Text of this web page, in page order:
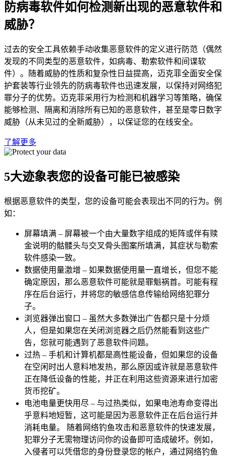
防病毒软件如何检测新出现的恶意软件和
威胁？
过去的安全工具依赖手动收集恶意软件的定义进行防范（偶然
发现的不同类型的恶意软件，如病毒、勒索软件和间谍软
件）。随着威胁的性质和复杂性日益提高，迈克菲全面安全保
护套装等行业领先的防病毒软件也迅速发展，以保持对网络犯
罪分子的优势。迈克菲采用行为检测和机器学习等策略，确保
能够检测、隔离和消除所有已知的恶意软件，甚至是零日数字
威胁（从未见过的全新威胁），以保证您的在线安全。
了解更多
5大迹象表您的设备可能已被感染
根据恶意软件的类型，您的设备可能会表现出不同的行为。例
如：
屏幕填满 – 屏幕被一个由大量数字组成的矩阵或伴有赎
金说明的骷髅头与交叉骨头图案所填满，其症状与勒索
软件感染一致。
数据使用量激增 – 如果数据使用量一直增长，但您不能
确定原因，那么恶意软件可能就是罪魁祸首。可能有程
序在后台运行，并将您的敏感信息传输给网络犯罪分
子。
浏览器弹出窗口 – 虽然大多数弹出广告都只是十分烦
人，但是如果您在关闭浏览器之后仍然能看到这些广
告，您就可能遇到了恶意软件问题。
过热 – 手机和计算机都是高性能设备，但如果您的设备
在空闲时出人意料地发热，那么原因或许就是恶意软件
正在降低设备的性能，并正在利用这些资源来进行加密
货币挖矿。
电池电量更快用尽 – 与过热类似，如果电池寿命变得出
乎意料地短暂，这可能是因为恶意软件正在后台运行并
消耗电量。 随着网络钓鱼攻击和恶意软件的快速发展，
犯罪分子无需物理访问你的设备即可造成破坏。例如，
入侵者可以凭借您的身份登录您的帐户，通过网络钓鱼